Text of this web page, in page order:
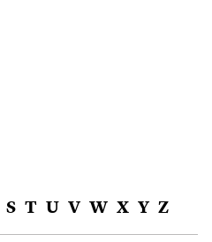
S T U V W X Y Z